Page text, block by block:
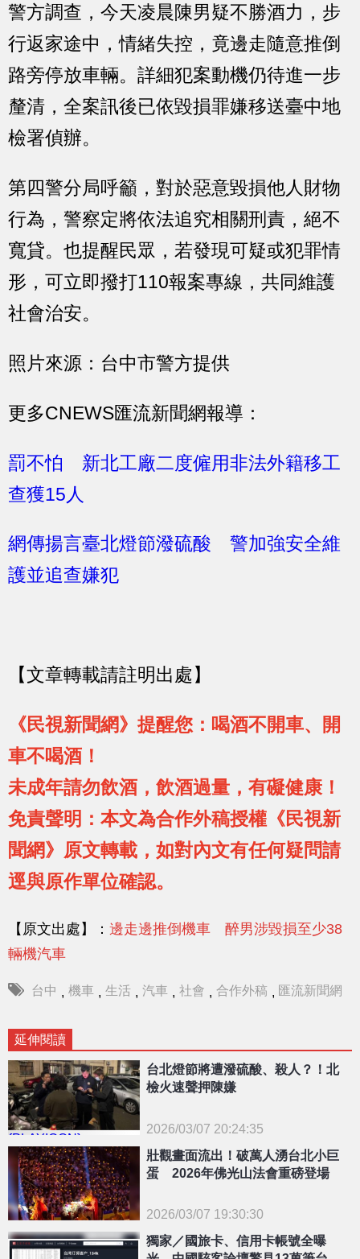
警方調查，今天凌晨陳男疑不勝酒力，步
行返家途中，情緒失控，竟邊走隨意推倒
路旁停放車輛。詳細犯案動機仍待進一步
釐清，全案訊後已依毀損罪嫌移送臺中地
檢署偵辦。
第四警分局呼籲，對於惡意毀損他人財物
行為，警察定將依法追究相關刑責，絕不
寬貸。也提醒民眾，若發現可疑或犯罪情
形，可立即撥打110報案專線，共同維護
社會治安。
照片來源：台中市警方提供
更多CNEWS匯流新聞網報導：
罰不怕 新北工廠二度僱用非法外籍移工
查獲15人
網傳揚言臺北燈節潑硫酸 警加強安全維
護並追查嫌犯
【文章轉載請註明出處】
《民視新聞網》提醒您：喝酒不開車、開
車不喝酒！
未成年請勿飲酒，飲酒過量，有礙健康！
免責聲明：本文為合作外稿授權《民視新
聞網》原文轉載，如對內文有任何疑問請
逕與原作單位確認。
【原文出處】： 邊走邊推倒機車 醉男涉毀損至少38
輛機汽車
台中 , 機車 , 生活 , 汽車 , 社會 , 合作外稿 , 匯流新聞網
延伸閱讀
{PLAYICON}
台北燈節將遭潑硫酸、殺人？！北
檢火速聲押陳嫌
2026/03/07 20:24:35
{PLAYICON}
壯觀畫面流出！破萬人湧台北小巨
蛋 2026年佛光山法會重磅登場
2026/03/07 19:30:30
獨家／國旅卡、信用卡帳號全曝